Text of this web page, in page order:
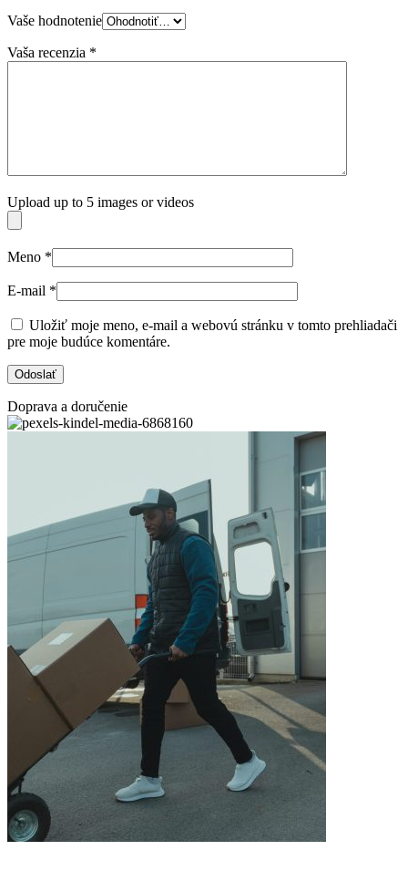
Vaše hodnotenie
Vaša recenzia *
Upload up to 5 images or videos
Meno *
E-mail *
Uložiť moje meno, e-mail a webovú stránku v tomto prehliadači
pre moje budúce komentáre.
Doprava a doručenie